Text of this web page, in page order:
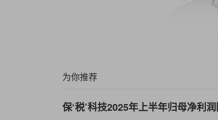
为你推荐
保‘税’科技2025年上半年归母净利